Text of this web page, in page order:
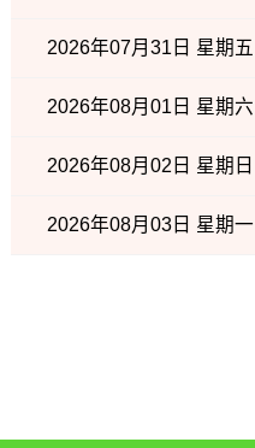
2026年07月31日 星期五
2026年08月01日 星期六
2026年08月02日 星期日
2026年08月03日 星期一